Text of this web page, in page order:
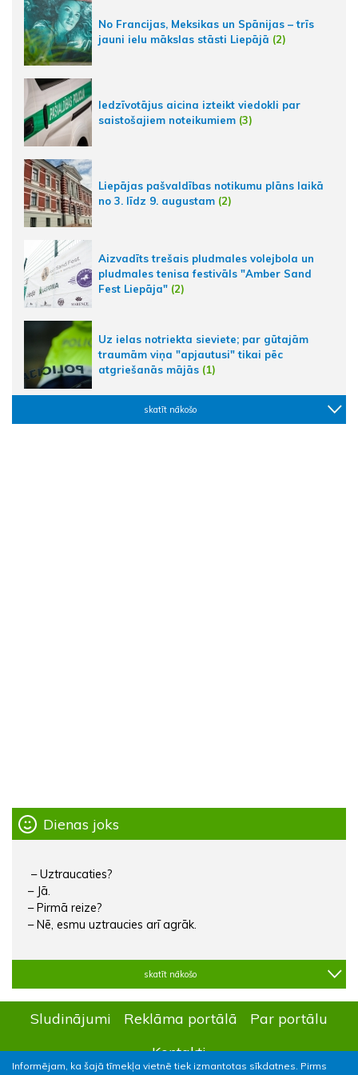
Informējam, ka šajā tīmekļa vietnē tiek izmantotas sīkdatnes. Pirms
No Francijas, Meksikas un Spānijas – trīs
jauni ielu mākslas stāsti Liepājā (2)
Iedzīvotājus aicina izteikt viedokli par
saistošajiem noteikumiem (3)
Liepājas pašvaldības notikumu plāns laikā
no 3. līdz 9. augustam (2)
Aizvadīts trešais pludmales volejbola un
pludmales tenisa festivāls "Amber Sand
Fest Liepāja" (2)
Uz ielas notriekta sieviete; par gūtajām
traumām viņa "apjautusi" tikai pēc
atgriešanās mājās (1)
skatīt nākošo
Dienas joks
– Uztraucaties?
– Jā.
– Pirmā reize?
– Nē, esmu uztraucies arī agrāk.
skatīt nākošo
Sludinājumi Reklāma portālā
Par portālu
Kontakti